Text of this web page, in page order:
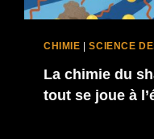
CHIMIE |SCIENCE
La chimie du
tout se joue à